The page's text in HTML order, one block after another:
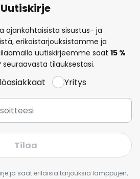
Uutiskirje
ajankohtaisista sisustus- ja
erikoistarjouksistamme ja
uutiskirjeemme saat 15 %
seuraavasta tilauksestasi.
Yritys
Tilaa
ja saat erilaisia tarjouksia lamppujen,